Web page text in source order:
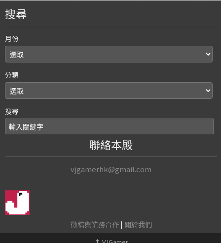
搜尋
月份
分類
搜尋
聯絡本殿
vjgamerhk@gmail.com
徵稿與業務合作| 關於我們